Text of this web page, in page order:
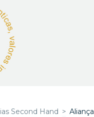
Second Hand >